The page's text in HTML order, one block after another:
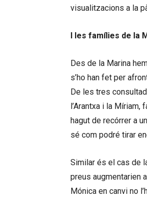
visualitzacions a la
I les famílies de la
Des de la Marina
s’ho han fet per
De les tres
l’Arantxa i la Míriam,
hagut de recórrer a
sé com podré tirar
Similar és el cas de
preus augmentarien
Mónica en canvi no